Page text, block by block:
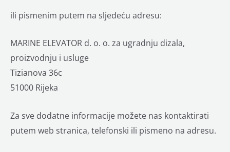
ili pismenim putem na sljedeću adresu:
MARINE ELEVATOR d. o. o. za ugradnju dizala,
proizvodnju i usluge
Tizianova 36c
51000 Rijeka
Za sve dodatne informacije možete nas kontaktirati
putem web stranica, telefonski ili pismeno na adresu.